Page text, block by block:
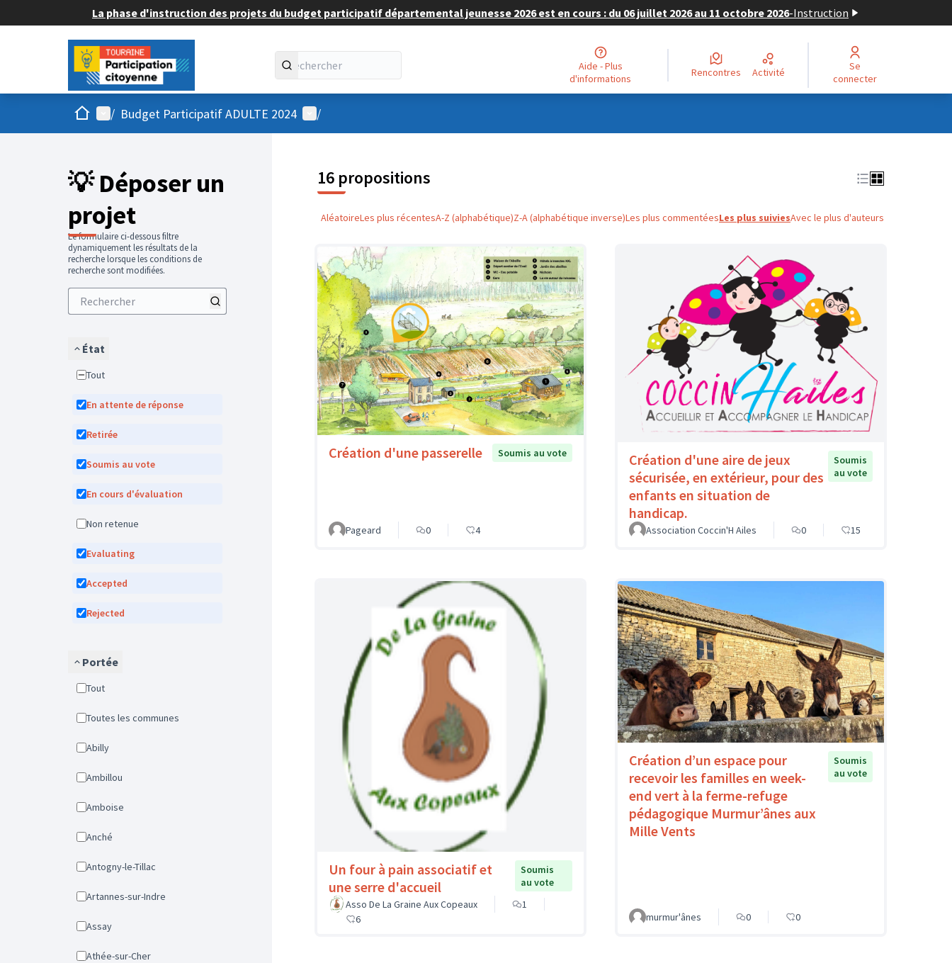
La phase d'instruction des projets du budget participatif départemental jeunesse 2026 est en cours : du 06 juillet 2026 au 11 octobre 2026-Instruction
Aide - Plus
d'informations
Rencontres Activité
Se
connecter
AccueilMenu principal
/ Budget Participatif ADULTE 2024 Menu utilisateur
/
💡 Déposer un
projet
Le formulaire ci-dessous filtre
dynamiquement les résultats de la
recherche lorsque les conditions de
recherche sont modifiées.
État
Tout
En attente de réponse
Retirée
Soumis au vote
En cours d'évaluation
Non retenue
Evaluating
Accepted
Rejected
Portée
Tout
Toutes les communes
Abilly
Ambillou
Amboise
Anché
Antogny-le-Tillac
Artannes-sur-Indre
Assay
Athée-sur-Cher
16 propositions
AléatoireLes plus récentesA-Z (alphabétique)Z-A (alphabétique inverse)Les plus commentéesLes plus suiviesAvec le plus d'auteurs
Création d'une passerelle Soumis au vote
Pageard 0 4
Création d'une aire de jeux
sécurisée, en extérieur, pour des
enfants en situation de
handicap.
Soumis
au vote
Association Coccin'H Ailes 0 15
Un four à pain associatif et
une serre d'accueil
Soumis
au vote
Asso De La Graine Aux Copeaux
1
6
Création d’un espace pour
recevoir les familles en week-
end vert à la ferme-refuge
pédagogique Murmur’ânes aux
Mille Vents
Soumis
au vote
murmur'ânes 0 0